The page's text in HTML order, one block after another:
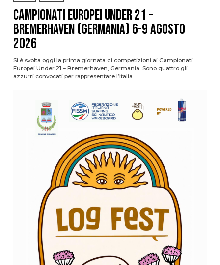
Campionati Europei Under 21 –
Bremerhaven (Germania) 6-9 agosto
2026
Si è svolta oggi la prima giornata di competizioni ai Campionati
Europei Under 21 – Bremerhaven, Germania. Sono quattro gli
azzurri convocati per rappresentare l’Italia